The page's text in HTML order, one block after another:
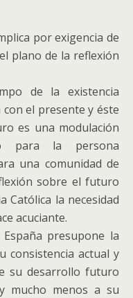
por exigencia de
plano de la reflexión
de la existencia
el presente y éste
es una modulación
para la persona
una comunidad de
sobre el futuro
Católica la necesidad
acuciante.
presupone la
consistencia actual y
su desarrollo futuro
mucho menos a su